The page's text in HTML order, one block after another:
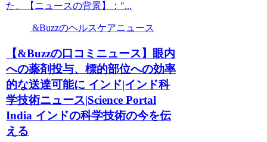
た。【ニュースの背景】："...
&Buzzのヘルスケアニュース
【&Buzzの口コミニュース】眼内
への薬剤投与、標的部位への効率
的な送達可能に インド|インド科
学技術ニュース|Science Portal
India インドの科学技術の今を伝
える